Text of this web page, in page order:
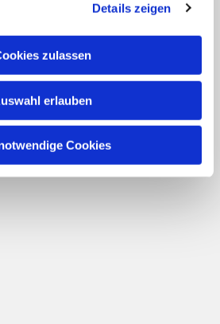
Details zeigen
zulassen
erlauben
Cookies
Teltow-Fläming